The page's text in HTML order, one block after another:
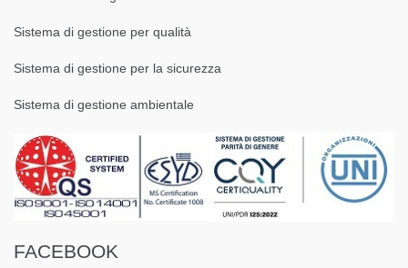
Sistema di gestione per qualità
Sistema di gestione per la sicurezza
Sistema di gestione ambientale
FACEBOOK